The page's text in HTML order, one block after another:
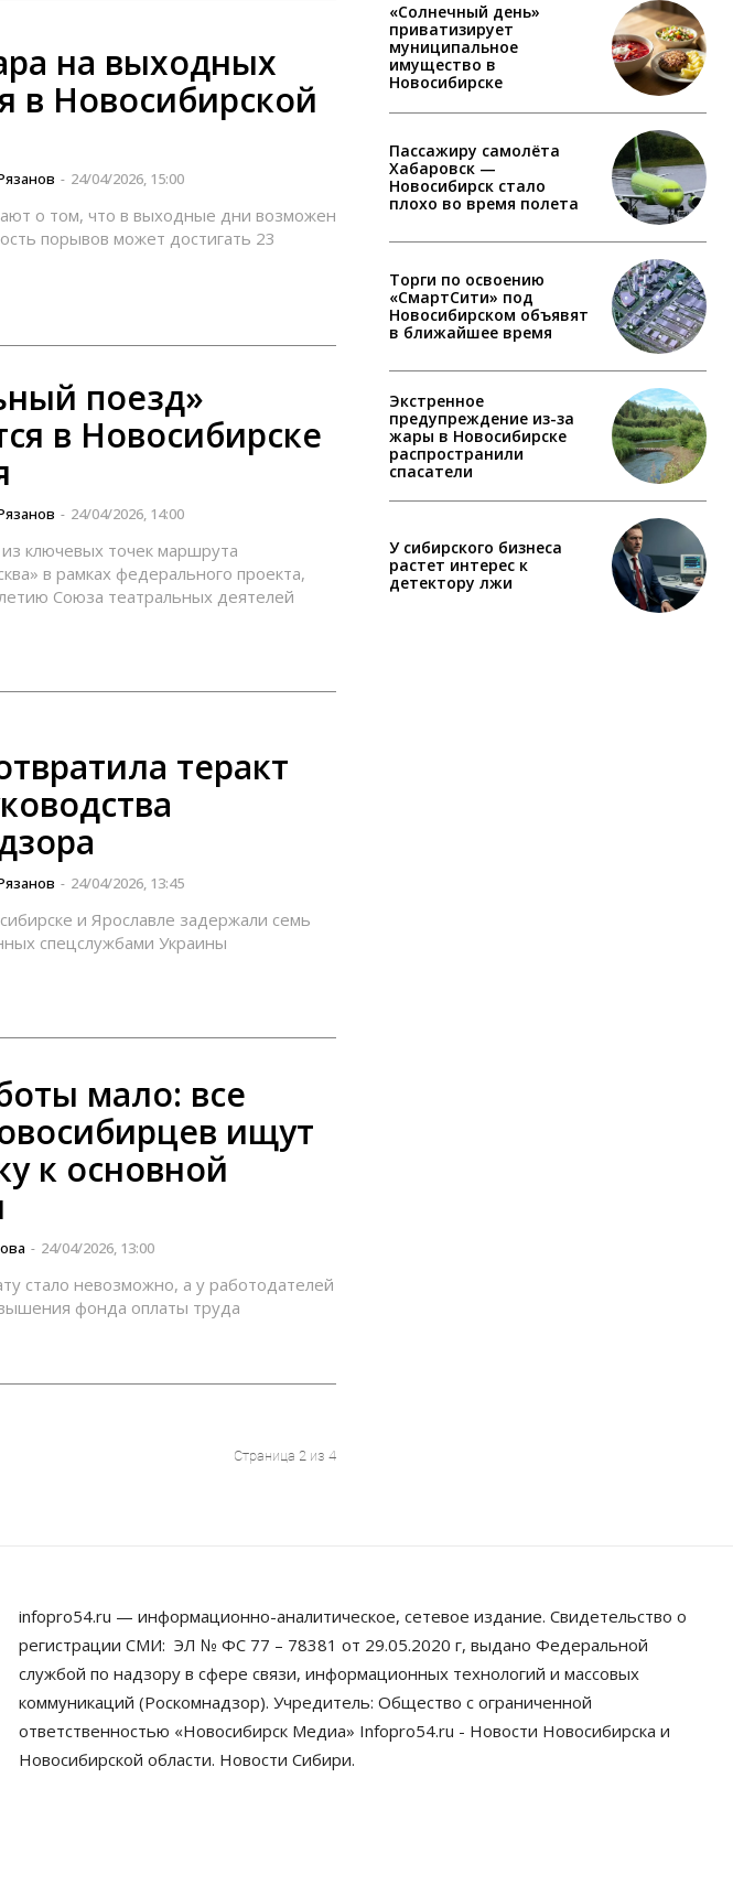
на выходных
в Новосибирской
- 24/04/2026, 15:00
о том, что в выходные дни возможен
порывов может достигать 23
поезд»
в Новосибирске
- 24/04/2026, 14:00
ключевых точек маршрута
в рамках федерального проекта,
Союза театральных деятелей
теракт
- 24/04/2026, 13:45
и Ярославле задержали семь
спецслужбами Украины
мало: все
ищут
к основной
- 24/04/2026, 13:00
стало невозможно, а у работодателей
фонда оплаты труда
Страница 2 из 4
«Солнечный день»
приватизирует
муниципальное
имущество в
Новосибирске
Пассажиру самолёта
Хабаровск —
Новосибирск стало
плохо во время полета
Торги по освоению
«СмартСити» под
Новосибирском объявят
в ближайшее время
Экстренное
предупреждение из-за
жары в Новосибирске
распространили
спасатели
У сибирского бизнеса
растет интерес к
детектору лжи
infopro54.ru — информационно-аналитическое, сетевое издание. Свидетельство о
регистрации СМИ: ЭЛ № ФС 77 – 78381 от 29.05.2020 г, выдано Федеральной
службой по надзору в сфере связи, информационных технологий и массовых
коммуникаций (Роскомнадзор). Учредитель: Общество с ограниченной
ответственностью «Новосибирск Медиа» Infopro54.ru - Новости Новосибирска и
Новосибирской области. Новости Сибири.